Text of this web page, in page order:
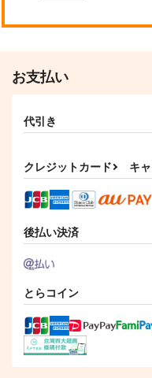
お支払い
代引き
クレジットカード キ
後払い決済
とらコイン